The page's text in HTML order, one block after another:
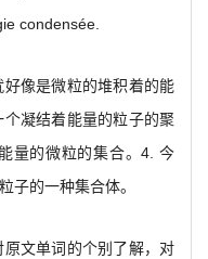
condensée.
像是微粒的堆积着的能
凝结着能量的粒子的聚
量的微粒的集合。4. 今
子的一种集合体。
文单词的个别了解，对